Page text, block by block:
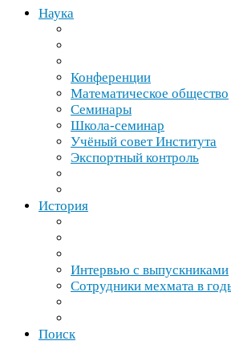
Наука
Конференции
Математическое общество
Семинары
Школа-​семинар
Учёный совет Института
Экспортный контроль
История
Интервью с выпускниками
Сотрудники мехмата в
Поиск